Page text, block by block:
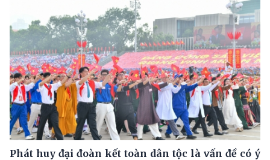
Phát huy đại đoàn kết toàn dân tộc là vấn đề có ý